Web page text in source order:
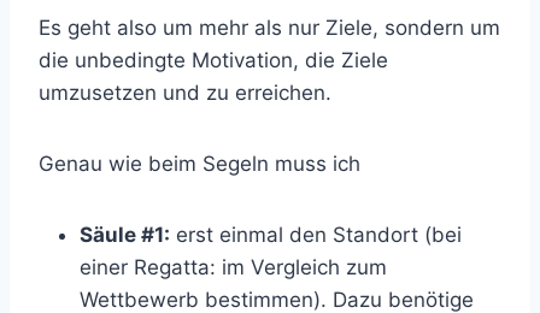
Es geht also um mehr als nur Ziele, sondern um
die unbedingte Motivation, die Ziele
umzusetzen und zu erreichen.
Genau wie beim Segeln muss ich
Säule #1: erst einmal den Standort (bei
einer Regatta: im Vergleich zum
Wettbewerb bestimmen). Dazu benötige